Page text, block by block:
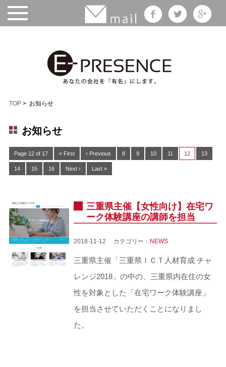
TOP> お知らせ
お知らせ
Page 12 of 17 « First ‹ Previous 8 9 10 11 12 13
14 15 16 Next › Last »
三重県主催【女性向け】在宅ワ
ーク体験講座の講師を担当
2018-11-12 カテゴリー： NEWS
三重県主催「三重県ＩＣＴ人材育成 チャ
レンジ2018」の中の、三重県内在住の女
性を対象とした「在宅ワーク体験講座」
を担当させていただくことになりまし
た。